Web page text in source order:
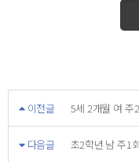
이전글 5세 2개월 여 주
다음글 초2학년 남 주1